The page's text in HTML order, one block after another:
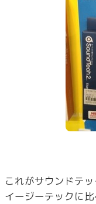
これがサウンドテ
イージーテックに